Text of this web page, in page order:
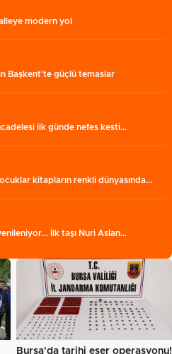
modern yol
Başkent'te güçlü temaslar
ilk günde nefes kesti…
kitapların renkli dünyasında…
İlk taşı Nuri Aslan…
Bursa'da tarihi eser operasyonu!